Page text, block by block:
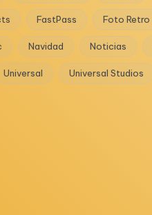
FastPass Foto Retro
Navidad Noticias
Universal Universal Studios